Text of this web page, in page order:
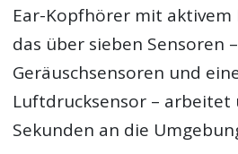
Ear-Kopfhörer mit aktivem
das über sieben Sensoren
Geräuschsensoren und
Luftdrucksensor – arbeitet
Sekunden an die